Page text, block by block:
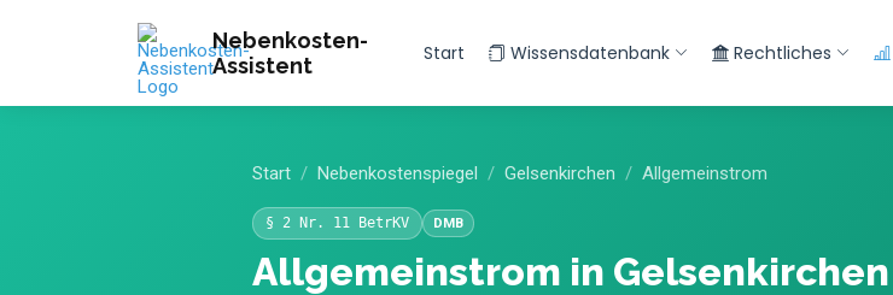
Nebenkosten-
Assistent
Start Wissensdatenbank Rechtliches
Start Nebenkostenspiegel Gelsenkirchen Allgemeinstrom
§ 2 Nr. 11 BetrKV DMB
Allgemeinstrom in Gelsenkirchen